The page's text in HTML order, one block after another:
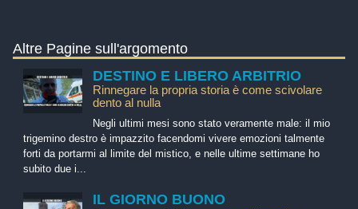
Altre Pagine sull'argomento
DESTINO E LIBERO ARBITRIO
Rinnegare la propria storia è come scivolare
dento al nulla
Negli ultimi mesi sono stato veramente male: il mio
trigemino destro è impazzito facendomi vivere emozioni talmente
forti da portarmi al limite del mistico, e nelle ultime settimane ho
subito due i...
IL GIORNO BUONO